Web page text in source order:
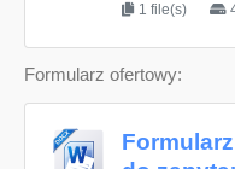
1 file(s)
Formularz ofertowy: